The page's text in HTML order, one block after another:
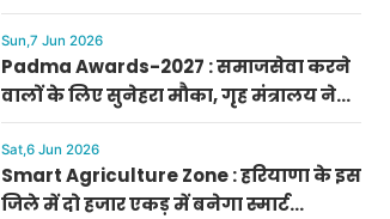
प्रधानमंत्री राष्ट्रीय बाल पुरस्कार-2027, ऐसे
करें आवेदन
Sun,7 Jun 2026
Padma Awards-2027 : समाजसेवा करने
वालों के लिए सुनेहरा मौका, गृह मंत्रालय ने
निकाले पद्म पुरस्कार-2027 के लिए आवेदन
Sat,6 Jun 2026
Smart Agriculture Zone : हरियाणा के इस
जिले में दो हजार एकड़ में बनेगा स्मार्ट